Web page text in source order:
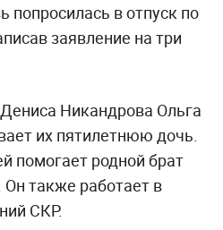
попросилась в отпуск по
заявление на три
Никандрова Ольга
их пятилетнюю дочь.
помогает родной брат
также работает в
СКР.